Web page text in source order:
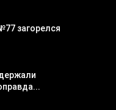
загорелся